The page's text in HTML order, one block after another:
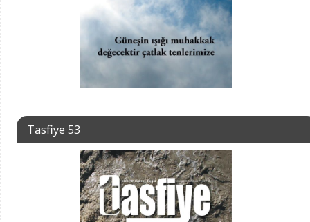
Tasfiye 53